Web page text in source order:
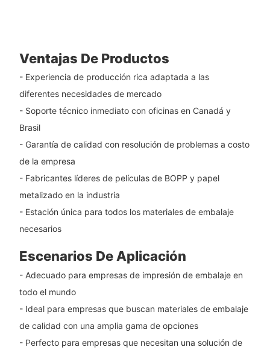
Ventajas De Productos
- Experiencia de producción rica adaptada a las
diferentes necesidades de mercado
- Soporte técnico inmediato con oficinas en Canadá y
Brasil
- Garantía de calidad con resolución de problemas a costo
de la empresa
- Fabricantes líderes de películas de BOPP y papel
metalizado en la industria
- Estación única para todos los materiales de embalaje
necesarios
Escenarios De Aplicación
- Adecuado para empresas de impresión de embalaje en
todo el mundo
- Ideal para empresas que buscan materiales de embalaje
de calidad con una amplia gama de opciones
- Perfecto para empresas que necesitan una solución de